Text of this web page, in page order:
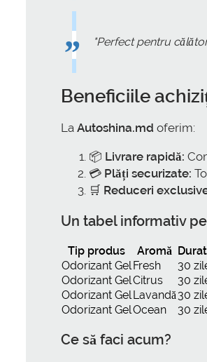
"Perfect pentru
Beneficiile
La Autoshina.md oferim:
📦 Livrare rapidă:
💳 Plăți securizate:
🛒 Reduceri
Un tabel informativ
Tip produs Aromă
Odorizant Gel Fresh 30
Odorizant GelCitrus 30
Odorizant Gel Lavandă 30
Odorizant GelOcean 30
Ce să faci acum?